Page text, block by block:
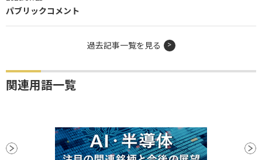
パブリックコメント
過去記事一覧を見る
関連用語一覧